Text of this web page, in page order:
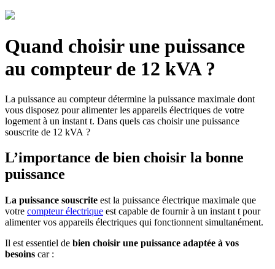
Quand choisir une puissance
au compteur de 12 kVA ?
La puissance au compteur détermine la puissance maximale dont
vous disposez pour alimenter les appareils électriques de votre
logement à un instant t. Dans quels cas choisir une puissance
souscrite de 12 kVA ?
L’importance de bien choisir la bonne
puissance
La puissance souscrite est la puissance électrique maximale que
votre compteur électrique est capable de fournir à un instant t pour
alimenter vos appareils électriques qui fonctionnent simultanément.
Il est essentiel de bien choisir une puissance adaptée à vos
besoins car :